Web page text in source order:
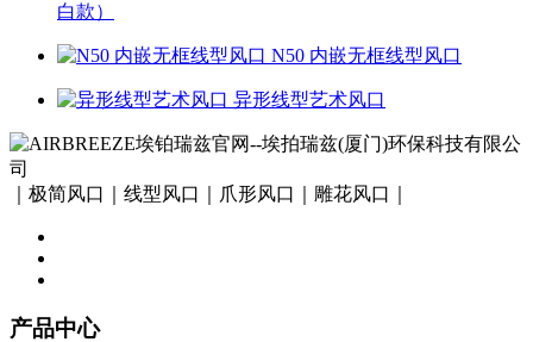
白款）
N50 内嵌无框线型风口
异形线型艺术风口
｜极简风口｜线型风口｜爪形风口｜雕花风口｜
产品中心